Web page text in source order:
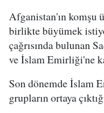
Afganistan'ın komşu
birlikte büyümek
çağrısında bulunan
ve İslam Emirliği'ne
Son dönemde İslam
grupların ortaya